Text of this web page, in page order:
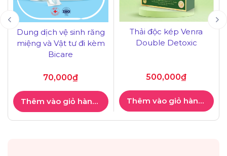
Dung dịch vệ sinh răng
miệng và Vật tư đi kèm
Bicare
70,000₫
Thêm vào giỏ hàng
Thải độc kép Venra
Double Detoxic
500,000₫
Thêm vào giỏ hàng